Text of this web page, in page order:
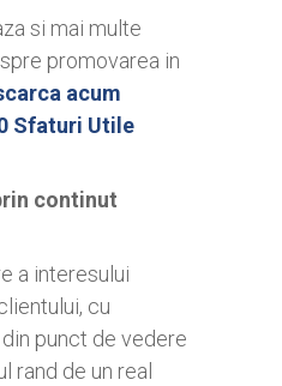
si mai multe
promovarea in
acum
Sfaturi Utile
continut
a interesului
cu
punct de vedere
rand de un real